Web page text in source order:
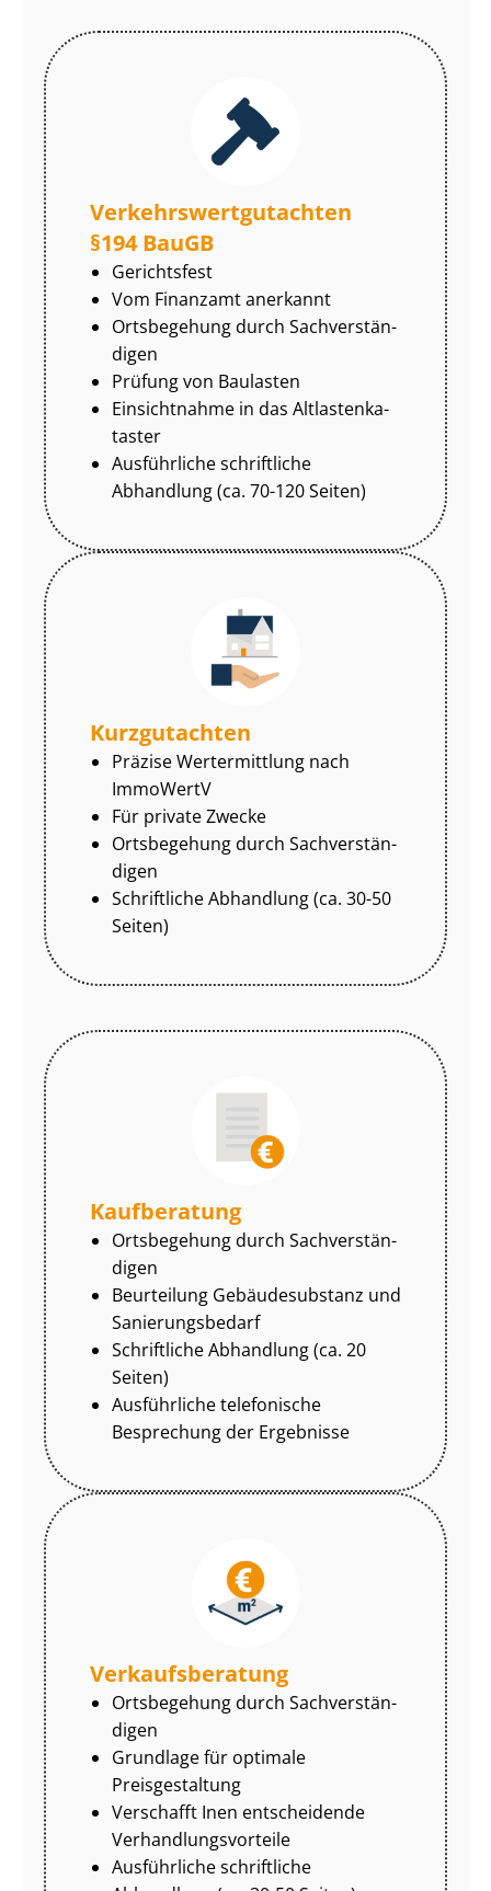
Ver­kehrs­wert­gut­ach­ten
§194 BauGB
Gerichtsfest
Vom Finanzamt anerkannt
Ortsbegehung durch Sach­ver­stän­
di­gen
Prüfung von Baulasten
Einsichtnahme in das Alt­las­ten­ka­
tas­ter
Ausführliche schriftliche
Abhandlung (ca. 70-120 Seiten)
Kurzgutachten
Präzise Wertermittlung nach
ImmoWertV
Für private Zwecke
Ortsbegehung durch Sach­ver­stän­
di­gen
Schriftliche Abhandlung (ca. 30-50
Seiten)
Kaufberatung
Ortsbegehung durch Sach­ver­stän­
di­gen
Beurteilung Gebäudesubstanz und
Sa­nie­rungs­be­darf
Schriftliche Abhandlung (ca. 20
Seiten)
Ausführliche telefonische
Besprechung der Ergebnisse
Ver­kaufs­be­ra­tung
Ortsbegehung durch Sach­ver­stän­
di­gen
Grundlage für optimale
Preisgestaltung
Verschafft Inen entscheidende
Ver­hand­lungs­vor­tei­le
Ausführliche schriftliche